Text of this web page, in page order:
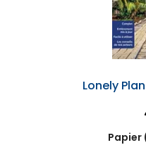
Lonely
Papier